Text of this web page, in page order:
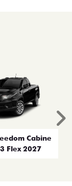
Cabine
Flex 2027